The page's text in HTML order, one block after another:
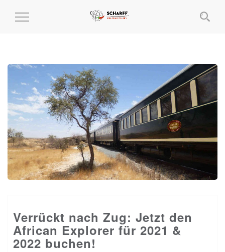
MENÜ
Verrückt nach Zug: Jetzt den
African Explorer für 2021 &
2022 buchen!